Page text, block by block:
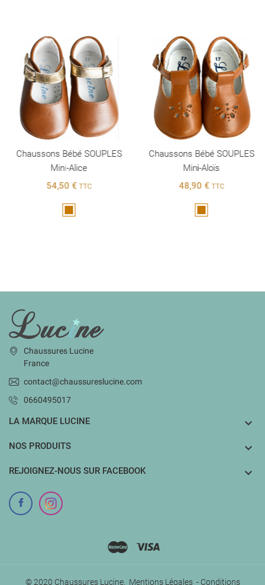
Chaussons Bébé SOUPLES
Mini-Alice
54,50 €TTC
Chaussons Bébé SOUPLES
Mini-Aloïs
48,90 €TTC
INFORMATIONS
Chaussures Lucine
France
contact@chaussureslucine.com
0660495017
LA MARQUE LUCINE 
NOS PRODUITS 
REJOIGNEZ-NOUS SUR FACEBOOK 
© 2020 Chaussures Lucine. Mentions Légales- Conditions